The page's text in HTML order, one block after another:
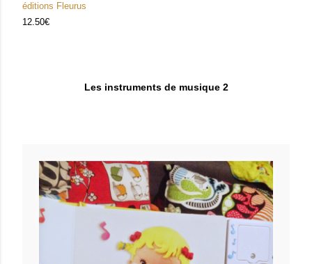
éditions Fleurus
12.50€
Les instruments de musique 2